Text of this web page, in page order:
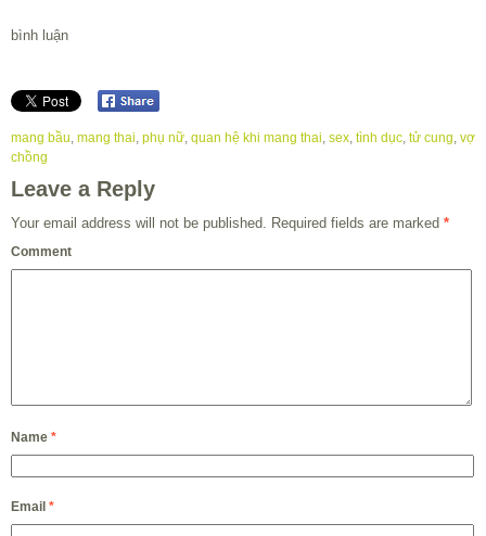
bình luận
mang bầu, mang thai, phụ nữ, quan hệ khi mang thai, sex, tình dục, tử cung, vợ
chồng
Leave a Reply
Your email address will not be published. Required fields are marked *
Comment
Name *
Email *